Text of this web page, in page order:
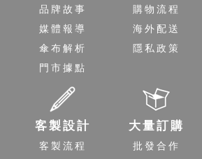
品牌故事
媒體報導
傘布解析
門市據點
購物流程
海外配送
隱私政策
客製設計
客製流程
大量訂購
批發合作